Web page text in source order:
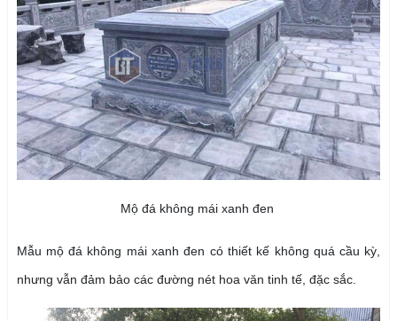
Mộ đá không mái xanh đen
Mẫu mộ đá không mái xanh đen có thiết kế không quá cầu kỳ,
nhưng vẫn đảm bảo các đường nét hoa văn tinh tế, đặc sắc.